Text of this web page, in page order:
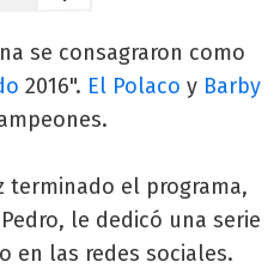
se consagraron como
2016". El Polaco y Barby
terminado el programa,
le dedicó una serie
en las redes sociales.